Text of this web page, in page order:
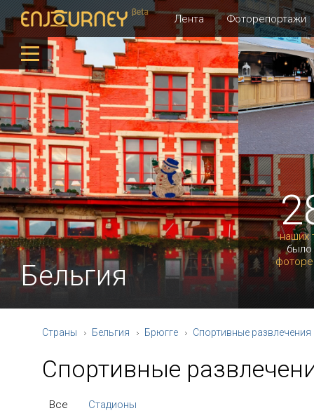
Лента Фоторепортажи
наших
было
Бельгия
Страны Бельгия Брюгге Спортивные развлечения
Спортивные
Все Стадионы